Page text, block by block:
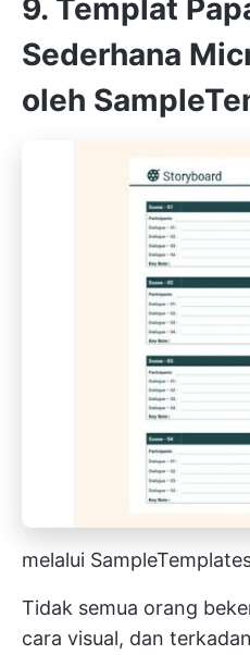
9. Templat
Sederhana
oleh
melalui
Tidak semua orang
cara visual, dan